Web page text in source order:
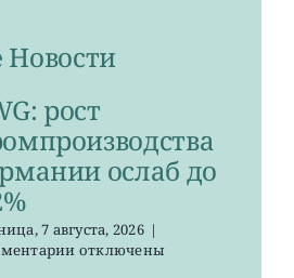
Новости
рост
ослаб до
7 августа, 2026 |
котключены